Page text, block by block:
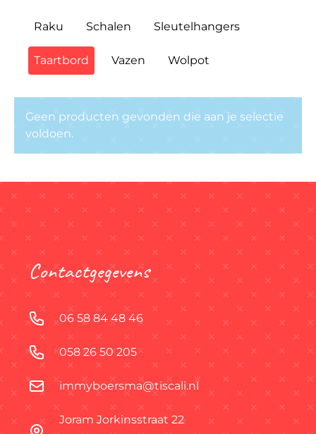
Raku Schalen Sleutelhangers
Taartbord Vazen Wolpot
Geen producten gevonden die aan je selectie
voldoen.
Contactgegevens
06 58 84 48 46
058 26 50 205
immyboersma@tiscali.nl
Joram Jorkinsstraat 22